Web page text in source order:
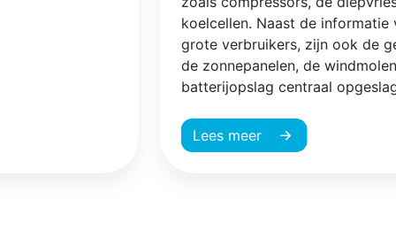
koelcellen. Naast de informatie
grote verbruikers, zijn ook de
de zonnepanelen, de
batterijopslag centraal
Lees meer